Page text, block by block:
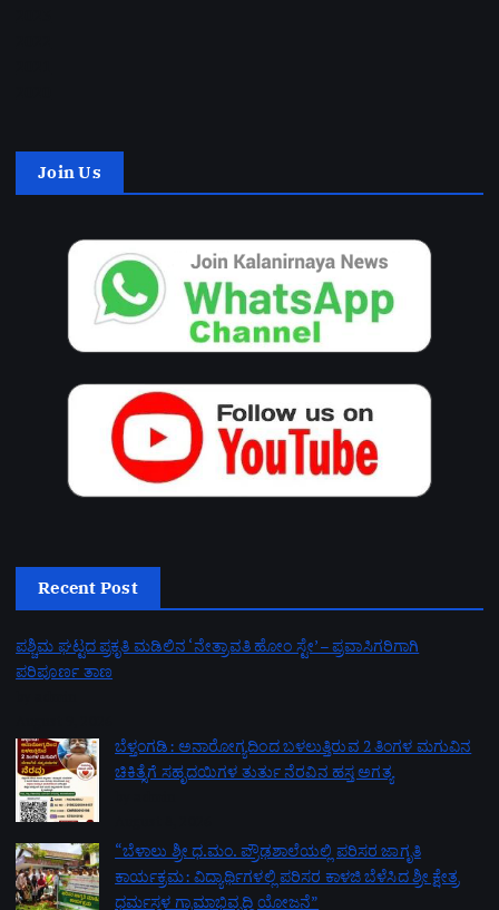
Join Us
Recent Post
ಪಶ್ಚಿಮ ಘಟ್ಟದ ಪ್ರಕೃತಿ ಮಡಿಲಿನ ‘ನೇತ್ರಾವತಿ ಹೋಂ ಸ್ಟೇ’ – ಪ್ರವಾಸಿಗರಿಗಾಗಿ
ಪರಿಪೂರ್ಣ ತಾಣ
ಬೆಳ್ತಂಗಡಿ: ಅನಾರೋಗ್ಯದಿಂದ ಬಳಲುತ್ತಿರುವ 2 ತಿಂಗಳ ಮಗುವಿನ
ಚಿಕಿತ್ಸೆಗೆ ಸಹೃದಯಿಗಳ ತುರ್ತು ನೆರವಿನ ಹಸ್ತ ಅಗತ್ಯ
“ಬೆಳಾಲು ಶ್ರೀ ಧ.ಮಂ. ಪ್ರೌಢಶಾಲೆಯಲ್ಲಿ ಪರಿಸರ ಜಾಗೃತಿ
ಕಾರ್ಯಕ್ರಮ: ವಿದ್ಯಾರ್ಥಿಗಳಲ್ಲಿ ಪರಿಸರ ಕಾಳಜಿ ಬೆಳೆಸಿದ ಶ್ರೀ ಕ್ಷೇತ್ರ
ಧರ್ಮಸ್ಥಳ ಗ್ರಾಮಾಭಿವೃದ್ಧಿ ಯೋಜನೆ”